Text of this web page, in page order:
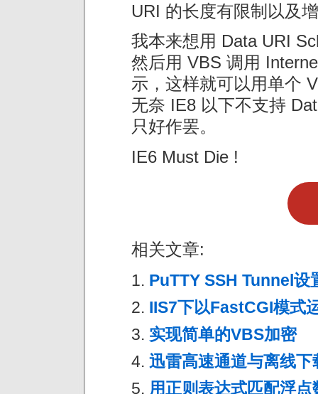
URI 的长度有限制以及
我本来想用 Data URI
然后用 VBS 调用
示，这样就可以用单个
无奈 IE8 以下不支持
只好作罢。
IE6 Must Die !
相关文章:
PuTTY SSH Tunnel设
IIS7下以FastCGI模式
实现简单的VBS加密
迅雷高速通道与离线下
用正则表达式匹配浮点